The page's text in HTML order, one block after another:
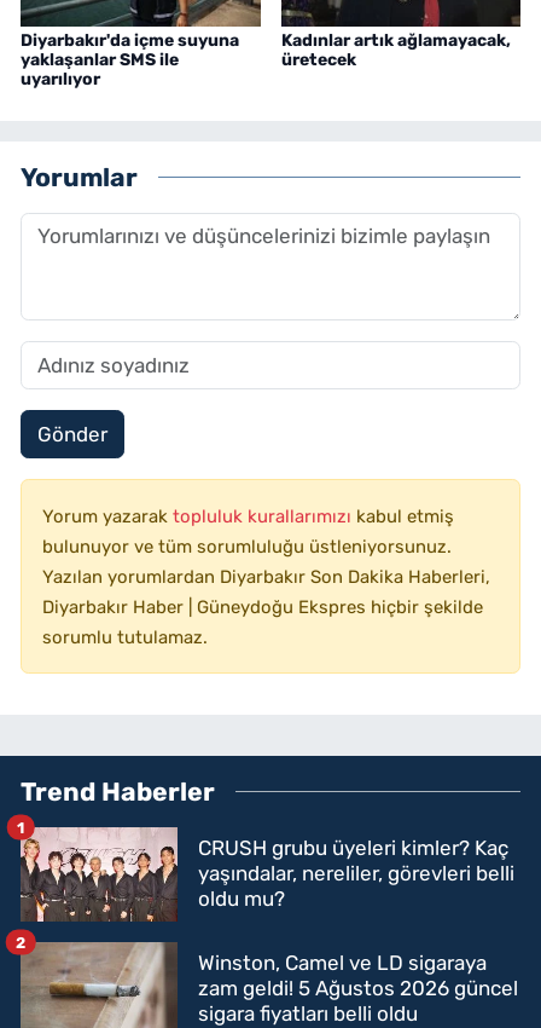
Diyarbakır'da içme suyuna
yaklaşanlar SMS ile
uyarılıyor
Kadınlar artık ağlamayacak,
üretecek
Yorumlar
Gönder
Yorum yazarak topluluk kurallarımızı kabul etmiş
bulunuyor ve tüm sorumluluğu üstleniyorsunuz.
Yazılan yorumlardan Diyarbakır Son Dakika Haberleri,
Diyarbakır Haber | Güneydoğu Ekspres hiçbir şekilde
sorumlu tutulamaz.
Trend Haberler
CRUSH grubu üyeleri kimler? Kaç
yaşındalar, nereliler, görevleri belli
oldu mu?
1
Winston, Camel ve LD sigaraya
zam geldi! 5 Ağustos 2026 güncel
sigara fiyatları belli oldu
2